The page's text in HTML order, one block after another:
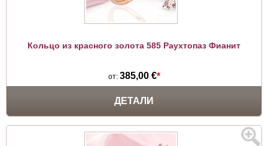
Кольцо из красного золота 585 Раухтопаз Фианит
от: 385,00 €*
ДЕТАЛИ